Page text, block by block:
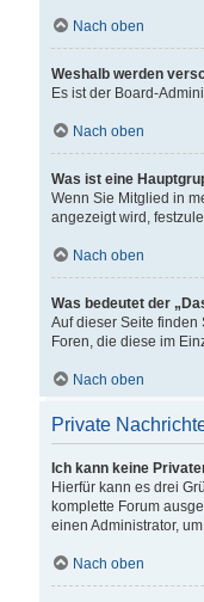
Nach oben
Weshalb werden
Es ist der Board-
Nach oben
Was ist eine
Wenn Sie Mitglied in
angezeigt wird,
Nach oben
Was bedeutet der
Auf dieser Seite finden
Foren, die diese im
Nach oben
Private
Ich kann keine
Hierfür kann es drei
komplette Forum
einen Administrator,
Nach oben